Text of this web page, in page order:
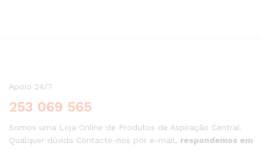
Apoio 24/7
253 069 565
Somos uma Loja Online de Produtos de Aspiração Central.
Qualquer dúvida Contacte-nos por e-mail, respondemos em